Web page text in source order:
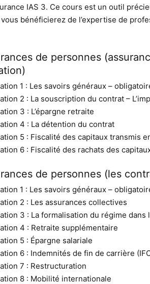
IAS 3. Ce cours est un outil
bénéficierez de l’expertise de
de personnes
1 : Les savoirs généraux –
2 : La souscription du contrat –
3 : L’épargne retraite
4 : La détention du contrat
5 : Fiscalité des capitaux transmis
6 : Fiscalité des rachats des
de personnes (les
1 : Les savoirs généraux –
2 : Les assurances collectives
3 : La formalisation du régime dans
4 : Retraite supplémentaire
5 : Épargne salariale
6 : Indemnités de fin de carrière
7 : Restructuration
8 : Mobilité internationale